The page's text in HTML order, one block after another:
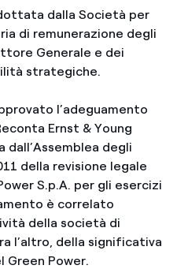
dalla Società per
di remunerazione degli
Generale e dei
strategiche.
l’adeguamento
Ernst & Young
dall’Assemblea degli
della revisione legale
S.p.A. per gli esercizi
è correlato
della società di
l’altro, della significativa
Green Power.